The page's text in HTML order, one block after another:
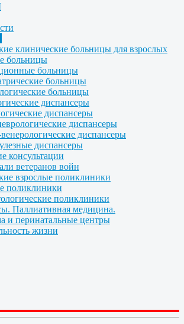
клинические больницы для взрослых
больницы
больницы
больницы
больницы
диспансеры
диспансеры
диспансеры
диспансеры
диспансеры
консультации
ветеранов войн
взрослые поликлиники
поликлиники
поликлиники
Паллиативная медицина.
и перинатальные центры
жизни